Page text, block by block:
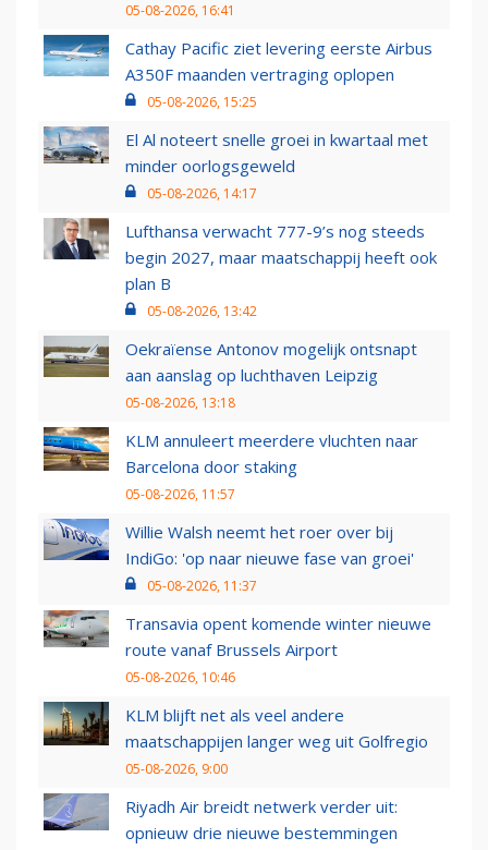
05-08-2026, 16:41
Cathay Pacific ziet levering eerste Airbus
A350F maanden vertraging oplopen
05-08-2026, 15:25
El Al noteert snelle groei in kwartaal met
minder oorlogsgeweld
05-08-2026, 14:17
Lufthansa verwacht 777-9’s nog steeds
begin 2027, maar maatschappij heeft ook
plan B
05-08-2026, 13:42
Oekraïense Antonov mogelijk ontsnapt
aan aanslag op luchthaven Leipzig
05-08-2026, 13:18
KLM annuleert meerdere vluchten naar
Barcelona door staking
05-08-2026, 11:57
Willie Walsh neemt het roer over bij
IndiGo: 'op naar nieuwe fase van groei'
05-08-2026, 11:37
Transavia opent komende winter nieuwe
route vanaf Brussels Airport
05-08-2026, 10:46
KLM blijft net als veel andere
maatschappijen langer weg uit Golfregio
05-08-2026, 9:00
Riyadh Air breidt netwerk verder uit:
opnieuw drie nieuwe bestemmingen